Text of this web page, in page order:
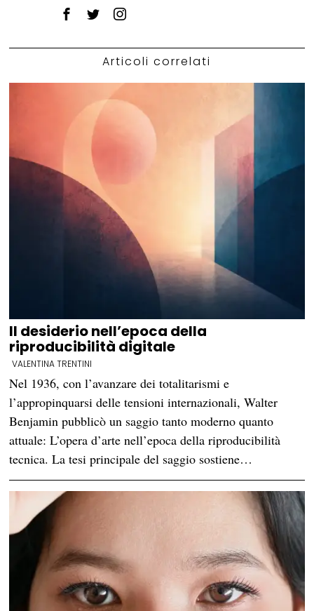
Articoli correlati
Il desiderio nell’epoca della
riproducibilità digitale
VALENTINA TRENTINI
Nel 1936, con l’avanzare dei totalitarismi e
l’appropinquarsi delle tensioni internazionali, Walter
Benjamin pubblicò un saggio tanto moderno quanto
attuale: L’opera d’arte nell’epoca della riproducibilità
tecnica. La tesi principale del saggio sostiene…